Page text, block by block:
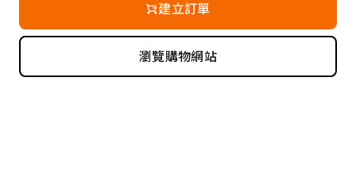
建立訂單
瀏覽購物網站